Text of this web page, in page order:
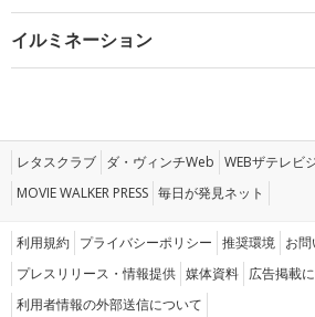
イルミネーション
レタスクラブ ダ・ヴィンチWeb WEBザテレビ
MOVIE WALKER PRESS 毎日が発見ネット
利用規約 プライバシーポリシー 推奨環境 お
プレスリリース・情報提供 媒体資料 広告掲載
利用者情報の外部送信について